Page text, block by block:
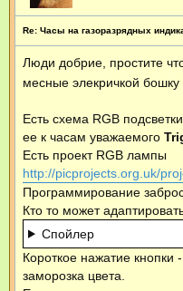
Re: Часы на газоразрядных
Люди добрие, простите
месные элекричкой
Есть схема RGB
ее к часам уважаемого
Есть проект RGB лампы
http://picprojects.org.uk/
Программирование
Кто то может
Спойлер
Короткое нажатие
заморозка цвета.